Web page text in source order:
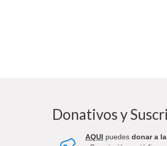
Donativos y
AQUI puedes donar a